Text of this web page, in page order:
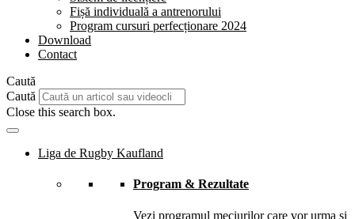
Fișă individuală a antrenorului
Program cursuri perfecționare 2024
Download
Contact
Caută
Caută
Close this search box.
Liga de Rugby Kaufland
Program & Rezultate
Vezi programul meciurilor care vor urma și